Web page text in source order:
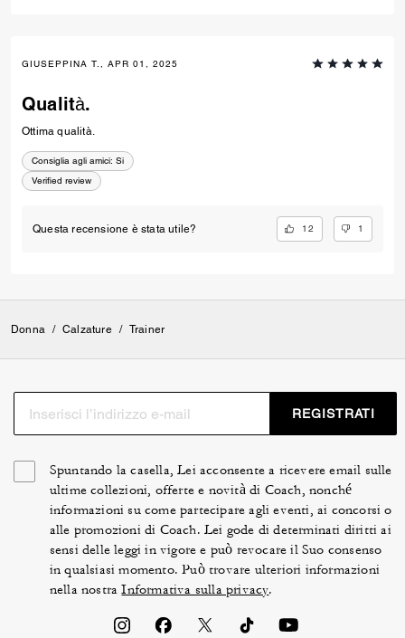
GIUSEPPINA T., APR 01, 2025
Qualità.
Ottima qualità.
Consiglia agli amici: Si
Verified review
Questa recensione è stata utile? 12 1
Donna / Calzature / Trainer
REGISTRATI
Spuntando la casella, Lei acconsente a ricevere email sulle
ultime collezioni, offerte e novità di Coach, nonché
informazioni su come partecipare agli eventi, ai concorsi o
alle promozioni di Coach. Lei gode di determinati diritti ai
sensi delle leggi in vigore e può revocare il Suo consenso
in qualsiasi momento. Può trovare ulteriori informazioni
nella nostraInformativa sulla privacy.